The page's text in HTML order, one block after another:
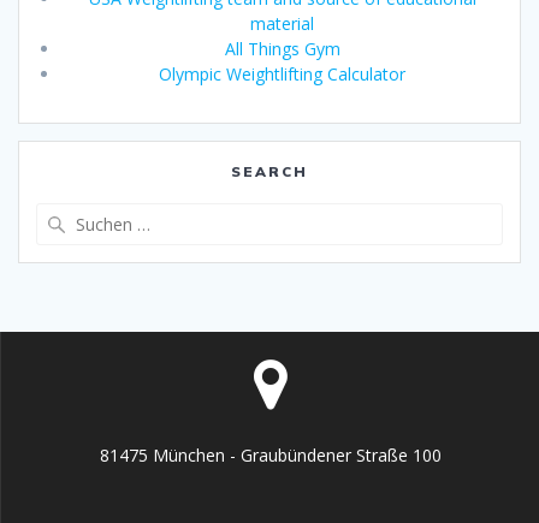
material
All Things Gym
Olympic Weightlifting Calculator
SEARCH
81475 München - Graubündener Straße 100